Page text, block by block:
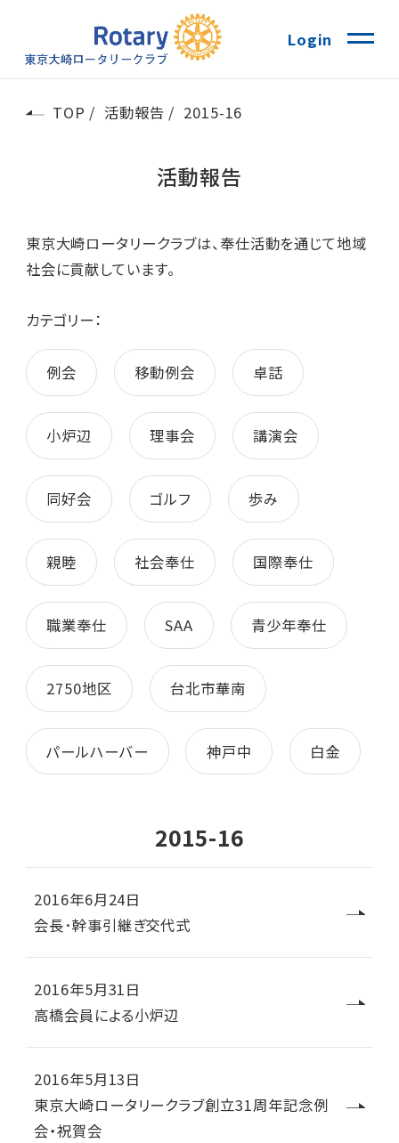
Login
TOP 活動報告 2015-16
活動報告
東京大崎ロータリークラブは、奉仕活動を通じて地域
社会に貢献しています。
カテゴリー：
例会 移動例会 卓話
小炉辺 理事会 講演会
同好会 ゴルフ 歩み
親睦 社会奉仕 国際奉仕
職業奉仕 SAA 青少年奉仕
2750地区 台北市華南
パールハーバー 神戸中 白金
2015-16
2016年6月24日
会長･幹事引継ぎ交代式
2016年5月31日
高橋会員による小炉辺
2016年5月13日
東京大崎ロータリークラブ創立31周年記念例
会・祝賀会